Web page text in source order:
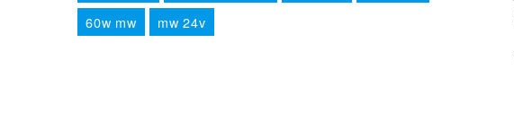
60w mw
mw 24v